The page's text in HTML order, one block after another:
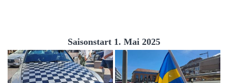
Saisonstart 1. Mai 2025